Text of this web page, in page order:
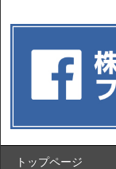
トップページ